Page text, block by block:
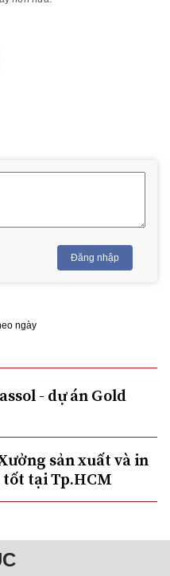
Đăng nhập
ngày
- dự án Gold
sản xuất và in
tại Tp.HCM